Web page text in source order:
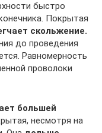
быстро
Покрытая
скольжение.
до проведения
Равномерность
проволоки
большей
несмотря на